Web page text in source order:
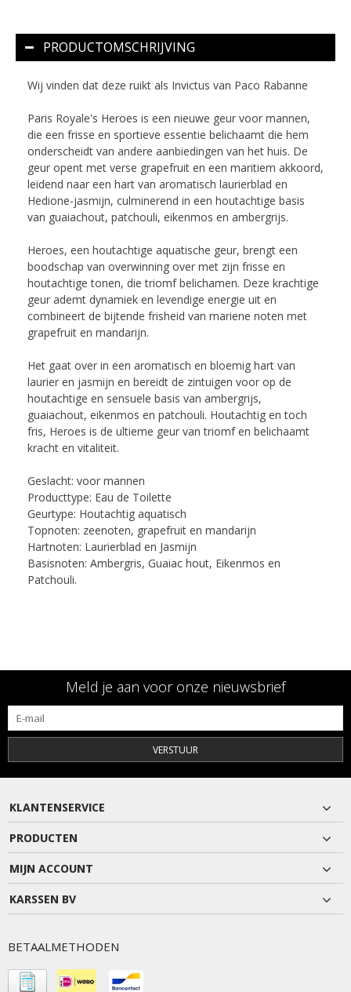
PRODUCTOMSCHRIJVING
Wij vinden dat deze ruikt als Invictus van Paco Rabanne
Paris Royale's Heroes is een nieuwe geur voor mannen,
die een frisse en sportieve essentie belichaamt die hem
onderscheidt van andere aanbiedingen van het huis. De
geur opent met verse grapefruit en een maritiem akkoord,
leidend naar een hart van aromatisch laurierblad en
Hedione-jasmijn, culminerend in een houtachtige basis
van guaiachout, patchouli, eikenmos en ambergrijs.
Heroes, een houtachtige aquatische geur, brengt een
boodschap van overwinning over met zijn frisse en
houtachtige tonen, die triomf belichamen. Deze krachtige
geur ademt dynamiek en levendige energie uit en
combineert de bijtende frisheid van mariene noten met
grapefruit en mandarijn.
Het gaat over in een aromatisch en bloemig hart van
laurier en jasmijn en bereidt de zintuigen voor op de
houtachtige en sensuele basis van ambergrijs,
guaiachout, eikenmos en patchouli. Houtachtig en toch
fris, Heroes is de ultieme geur van triomf en belichaamt
kracht en vitaliteit.
Geslacht: voor mannen
Producttype: Eau de Toilette
Geurtype: Houtachtig aquatisch
Topnoten: zeenoten, grapefruit en mandarijn
Hartnoten: Laurierblad en Jasmijn
Basisnoten: Ambergris, Guaiac hout, Eikenmos en
Patchouli.
Meld je aan voor onze nieuwsbrief
VERSTUUR
KLANTENSERVICE
PRODUCTEN
MIJN ACCOUNT
KARSSEN BV
BETAALMETHODEN